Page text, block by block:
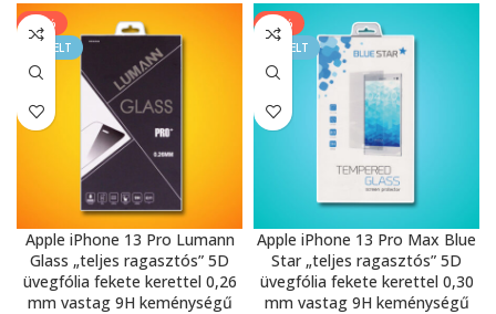
-33%
KIEMELT
Apple iPhone 13 Pro Lumann
Glass „teljes ragasztós” 5D
üvegfólia fekete kerettel 0,26
mm vastag 9H keménységű
-39%
KIEMELT
Apple iPhone 13 Pro Max Blue
Star „teljes ragasztós” 5D
üvegfólia fekete kerettel 0,30
mm vastag 9H keménységű